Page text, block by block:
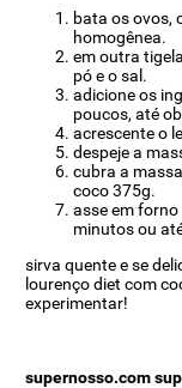
bata os ovos,
homogênea.
em outra
pó e o sal.
adicione os
poucos, até
acrescente o
despeje a
cubra a
coco 375g.
asse em forno
minutos ou
sirva quente e se
lourenço diet com
experimentar!
supernosso.com